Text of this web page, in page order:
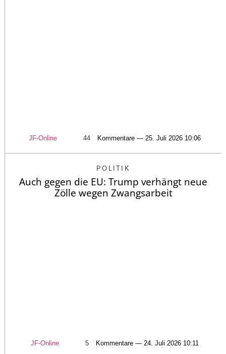
JF-Online 44 Kommentare — 25. Juli 2026 10:06
POLITIK
Auch gegen die EU: Trump verhängt neue
Zölle wegen Zwangsarbeit
JF-Online 5 Kommentare — 24. Juli 2026 10:11